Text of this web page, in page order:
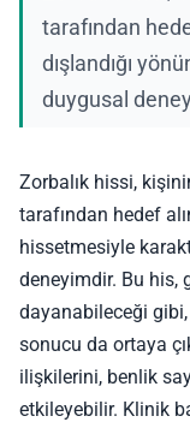
tarafından
dışlandığı
duygusal
Zorbalık hissi,
tarafından hedef
hissetmesiyle
deneyimdir. Bu his,
dayanabileceği gibi,
sonucu da ortaya
ilişkilerini, benlik
etkileyebilir. Klinik